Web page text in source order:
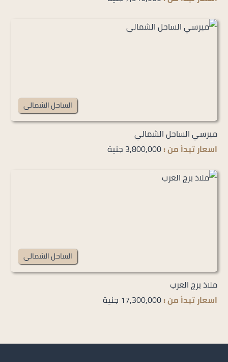
الساحل الشمالي
ميرسي الساحل الشمالي
اسعار تبدأ من :3,800,000 جنية
الساحل الشمالي
ملاذ برج العرب
اسعار تبدأ من :17,300,000 جنية